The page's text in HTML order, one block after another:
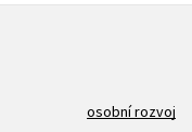
osobní rozvoj